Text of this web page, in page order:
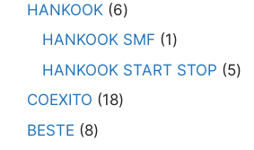
HANKOOK 6
HANKOOK SMF
1
HANKOOK START STOP
5
COEXITO
18
BESTE
8